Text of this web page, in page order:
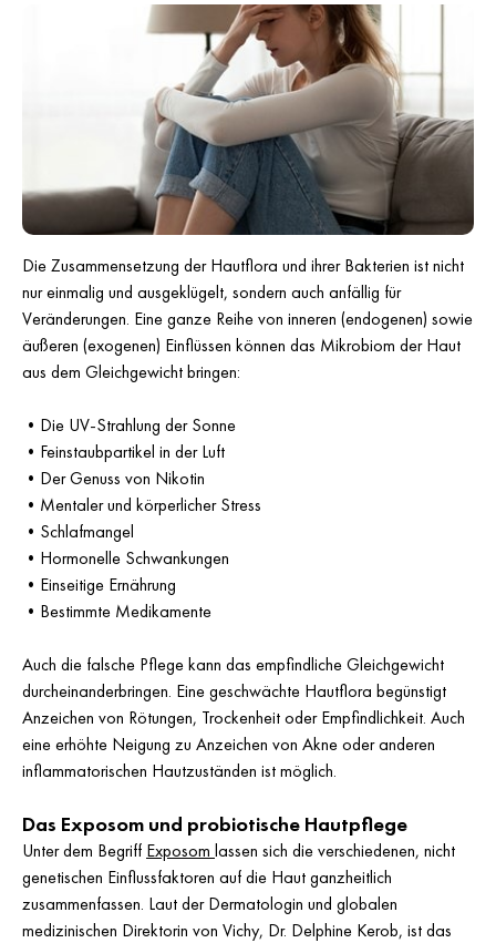
Die Zusammensetzung der Hautflora und ihrer Bakterien ist nicht
nur einmalig und ausgeklügelt, sondern auch anfällig für
Veränderungen. Eine ganze Reihe von inneren (endogenen) sowie
äußeren (exogenen) Einflüssen können das Mikrobiom der Haut
aus dem Gleichgewicht bringen:
• Die UV-Strahlung der Sonne
• Feinstaubpartikel in der Luft
• Der Genuss von Nikotin
• Mentaler und körperlicher Stress
• Schlafmangel
• Hormonelle Schwankungen
• Einseitige Ernährung
• Bestimmte Medikamente
Auch die falsche Pflege kann das empfindliche Gleichgewicht
durcheinanderbringen. Eine geschwächte Hautflora begünstigt
Anzeichen von Rötungen, Trockenheit oder Empfindlichkeit. Auch
eine erhöhte Neigung zu Anzeichen von Akne oder anderen
inflammatorischen Hautzuständen ist möglich.
Das Exposom und probiotische Hautpflege
Unter dem Begriff Exposom lassen sich die verschiedenen, nicht
genetischen Einflussfaktoren auf die Haut ganzheitlich
zusammenfassen. Laut der Dermatologin und globalen
medizinischen Direktorin von Vichy, Dr. Delphine Kerob, ist das